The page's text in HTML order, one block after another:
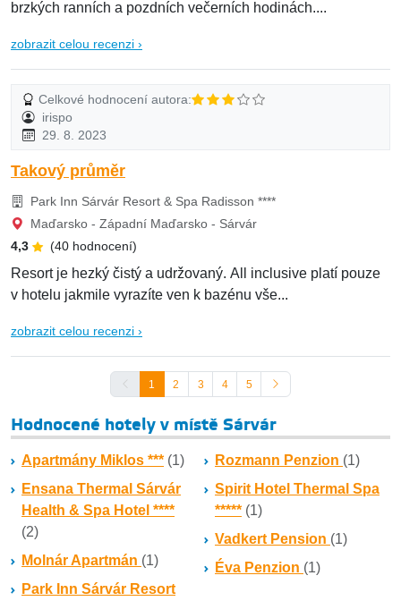
brzkých ranních a pozdních večerních hodinách....
zobrazit celou recenzi ›
Celkové hodnocení autora:
irispo
29. 8. 2023
Takový průměr
Park Inn Sárvár Resort & Spa Radisson ****
Maďarsko - Západní Maďarsko - Sárvár
4,3
(40 hodnocení)
Resort je hezký čistý a udržovaný. All inclusive platí pouze
v hotelu jakmile vyrazíte ven k bazénu vše...
zobrazit celou recenzi ›
1 2 3 4 5
Hodnocené hotely v místě Sárvár
Apartmány Miklos *** (1)
Ensana Thermal Sárvár
Health & Spa Hotel ****
(2)
Molnár Apartmán (1)
Park Inn Sárvár Resort
Rozmann Penzion (1)
Spirit Hotel Thermal Spa
***** (1)
Vadkert Pension (1)
Éva Penzion (1)